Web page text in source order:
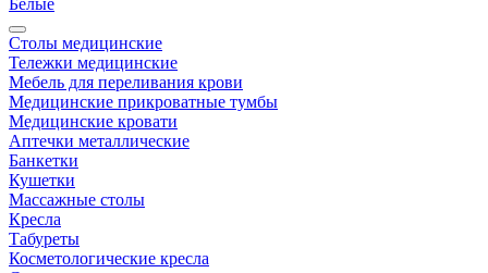
Белые
Столы медицинские
Тележки медицинские
Мебель для переливания крови
Медицинские прикроватные тумбы
Медицинские кровати
Аптечки металлические
Банкетки
Кушетки
Массажные столы
Кресла
Табуреты
Косметологические кресла